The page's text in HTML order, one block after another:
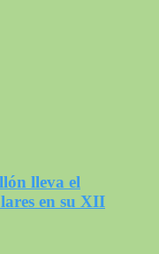
lleva el
en su XII